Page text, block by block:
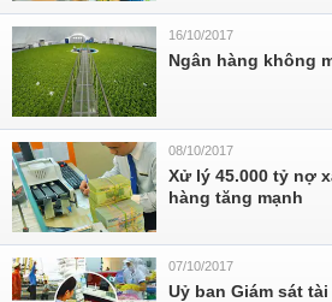
16/10/2017
Ngân hàng không
08/10/2017
Xử lý 45.000 tỷ nợ
hàng tăng mạnh
07/10/2017
Uỷ ban Giám sát